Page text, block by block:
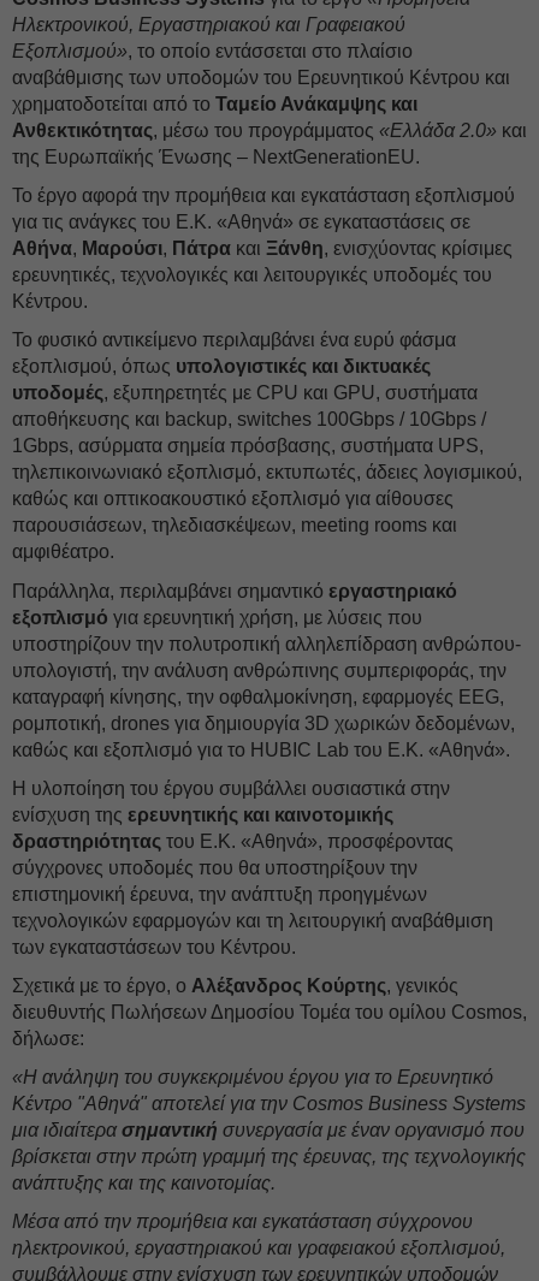
Ηλεκτρονικού, Εργαστηριακού και Γραφειακού
Εξοπλισμού», το οποίο εντάσσεται στο πλαίσιο
αναβάθμισης των υποδομών του Ερευνητικού Κέντρου και
χρηματοδοτείται από το Ταμείο Ανάκαμψης και
Ανθεκτικότητας, μέσω του προγράμματος «Ελλάδα 2.0» και
της Ευρωπαϊκής Ένωσης – NextGenerationEU.
Το έργο αφορά την προμήθεια και εγκατάσταση εξοπλισμού
για τις ανάγκες του Ε.Κ. «Αθηνά» σε εγκαταστάσεις σε
Αθήνα, Μαρούσι, Πάτρα και Ξάνθη, ενισχύοντας κρίσιμες
ερευνητικές, τεχνολογικές και λειτουργικές υποδομές του
Κέντρου.
Το φυσικό αντικείμενο περιλαμβάνει ένα ευρύ φάσμα
εξοπλισμού, όπως υπολογιστικές και δικτυακές
υποδομές, εξυπηρετητές με CPU και GPU, συστήματα
αποθήκευσης και backup, switches 100Gbps / 10Gbps /
1Gbps, ασύρματα σημεία πρόσβασης, συστήματα UPS,
τηλεπικοινωνιακό εξοπλισμό, εκτυπωτές, άδειες λογισμικού,
καθώς και οπτικοακουστικό εξοπλισμό για αίθουσες
παρουσιάσεων, τηλεδιασκέψεων, meeting rooms και
αμφιθέατρο.
Παράλληλα, περιλαμβάνει σημαντικό εργαστηριακό
εξοπλισμό για ερευνητική χρήση, με λύσεις που
υποστηρίζουν την πολυτροπική αλληλεπίδραση ανθρώπου-
υπολογιστή, την ανάλυση ανθρώπινης συμπεριφοράς, την
καταγραφή κίνησης, την οφθαλμοκίνηση, εφαρμογές EEG,
ρομποτική, drones για δημιουργία 3D χωρικών δεδομένων,
καθώς και εξοπλισμό για το HUBIC Lab του Ε.Κ. «Αθηνά».
Η υλοποίηση του έργου συμβάλλει ουσιαστικά στην
ενίσχυση της ερευνητικής και καινοτομικής
δραστηριότητας του Ε.Κ. «Αθηνά», προσφέροντας
σύγχρονες υποδομές που θα υποστηρίξουν την
επιστημονική έρευνα, την ανάπτυξη προηγμένων
τεχνολογικών εφαρμογών και τη λειτουργική αναβάθμιση
των εγκαταστάσεων του Κέντρου.
Σχετικά με το έργο, ο Αλέξανδρος Κούρτης, γενικός
διευθυντής Πωλήσεων Δημοσίου Τομέα του oμίλου Cosmos,
δήλωσε:
«Η ανάληψη του συγκεκριμένου έργου για το Ερευνητικό
Κέντρο "Αθηνά" αποτελεί για την Cosmos Business Systems
μια ιδιαίτερα σημαντική συνεργασία με έναν οργανισμό που
βρίσκεται στην πρώτη γραμμή της έρευνας, της τεχνολογικής
ανάπτυξης και της καινοτομίας.
Μέσα από την προμήθεια και εγκατάσταση σύγχρονου
ηλεκτρονικού, εργαστηριακού και γραφειακού εξοπλισμού,
συμβάλλουμε στην ενίσχυση των ερευνητικών υποδομών